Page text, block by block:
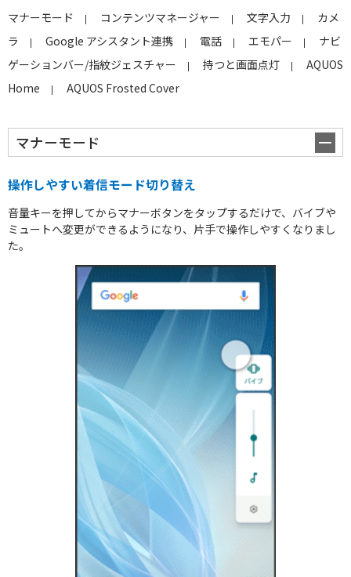
マナーモード コンテンツマネージャー 文字入力
カメ
ラ
Google アシスタント連携 電話 エモパー
ナビ
ゲーションバー/指紋ジェスチャー
持つと画面点灯
AQUOS
Home
AQUOS Frosted Cover
マナーモード
操作しやすい着信モード切り替え
音量キーを押してからマナーボタンをタップするだけで、バイブや
ミュートへ変更ができるようになり、片手で操作しやすくなりまし
た。